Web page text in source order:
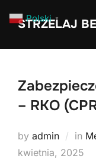
STRZELAJ
– RKO
by admin in
kwietnia, 2025
Polski ▼